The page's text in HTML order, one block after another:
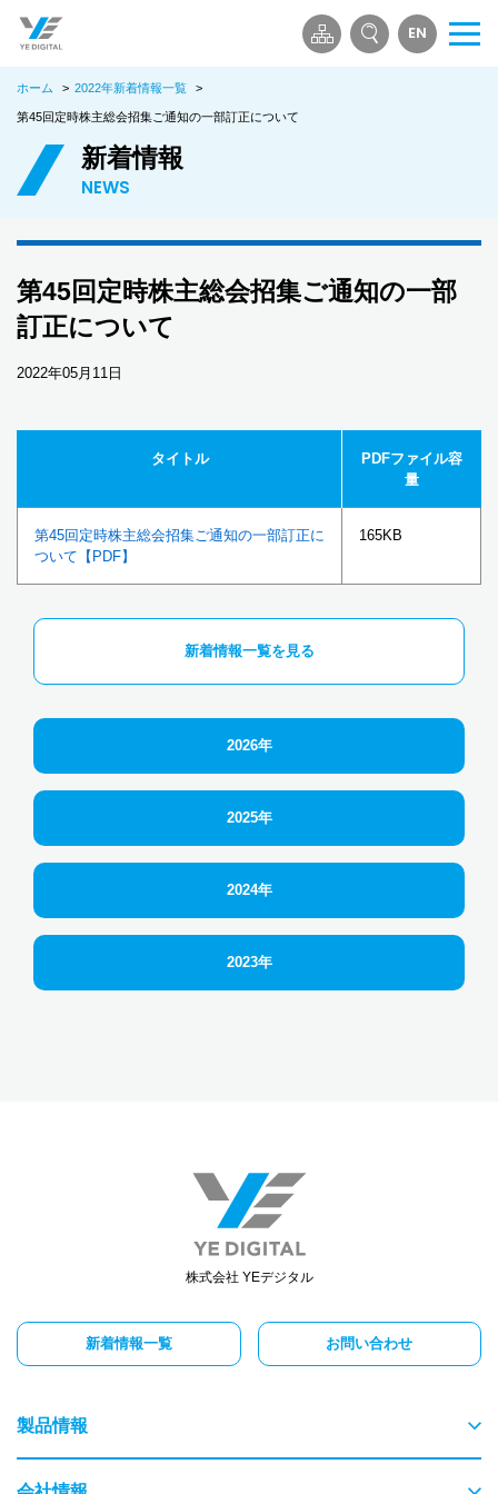
EN
メ
ホーム > 2022年新着情報一覧 >
第45回定時株主総会招集ご通知の一部訂正について
新着情報
NEWS
第45回定時株主総会招集ご通知の一部
訂正について
2022年05月11日
タイトル
PDFファイル容
量
第45回定時株主総会招集ご通知の一部訂正に
ついて【PDF】
165KB
新着情報一覧を見る
2026年
2025年
2024年
2023年
株式会社 YEデジタル
新着情報一覧 お問い合わせ
製品情報
物流